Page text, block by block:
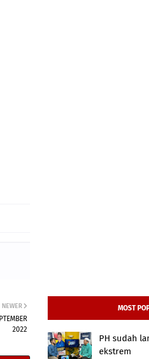
NEWER
2022
MOST
PH sudah
ekstrem